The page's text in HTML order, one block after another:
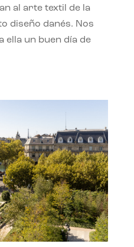
al arte textil de la
diseño danés. Nos
ella un buen día de